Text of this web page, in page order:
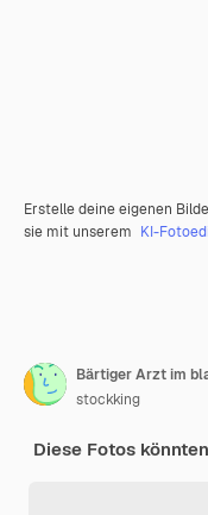
Erstelle deine eigenen
sie mit unserem KI-
stockking
Diese Fotos